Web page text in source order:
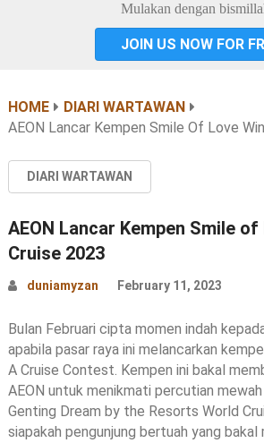
Mulakan dengan
JOIN US NOW FOR
HOME
DIARI WARTAWAN
AEON Lancar Kempen Smile Of Love
DIARI WARTAWAN
AEON Lancar Kempen Smile of
Cruise 2023
duniamyzan February 11, 2023
Bulan Februari cipta momen indah
apabila pasar raya ini melancarkan
A Cruise Contest. Kempen ini bakal
AEON untuk menikmati percutian
Genting Dream by the Resorts World
siapakah pengunjung bertuah yang bakal